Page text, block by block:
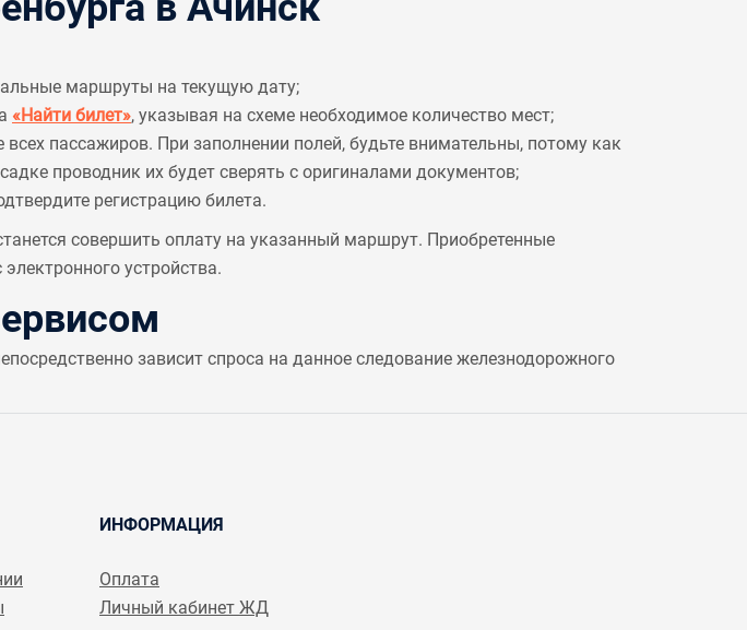
маршруты на текущую дату;
«Найти билет», указывая на схеме необходимое количество мест;
пассажиров. При заполнении полей, будьте внимательны, потому как
проводник их будет сверять с оригиналами документов;
регистрацию билета.
совершить оплату на указанный маршрут. Приобретенные
устройства.
зависит спроса на данное следование железнодорожного
ИНФОРМАЦИЯ
Оплата
Личный кабинет ЖД